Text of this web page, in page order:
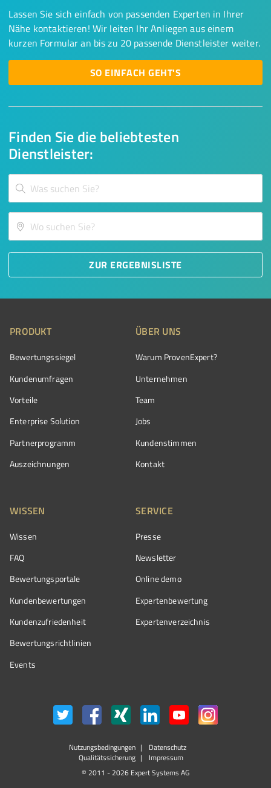
Finden Sie die beliebtesten
Dienstleister:
ZUR ERGEBNISLISTE
Lassen Sie sich einfach von passenden Experten in Ihrer
Nähe kontaktieren! Wir leiten Ihr Anliegen aus einem
kurzen Formular an bis zu 20 passende Dienstleister weiter.
SO EINFACH GEHT'S
PRODUKT
Bewertungssiegel
Kundenumfragen
Vorteile
Enterprise Solution
Partnerprogramm
Auszeichnungen
ÜBER UNS
Warum ProvenExpert?
Unternehmen
Team
Jobs
Kundenstimmen
Kontakt
WISSEN
Wissen
FAQ
Bewertungsportale
Kundenbewertungen
Kundenzufriedenheit
Bewertungs­richtlinien
Events
SERVICE
Presse
Newsletter
Online demo
Expertenbewertung
Expertenverzeichnis
Nutzungsbedingungen
Datenschutz
Qualitätssicherung
Impressum
© 2011 - 2026 Expert Systems AG